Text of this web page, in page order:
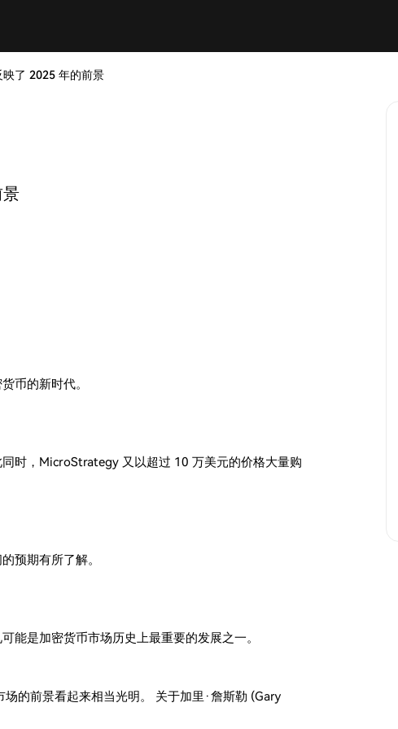
了 2025 年的前景
币的新时代。
时，MicroStrategy 又以超过 10 万美元的价格大量购
预期有所了解。
能是加密货币市场历史上最重要的发展之一。
的前景看起来相当光明。 关于加里·詹斯勒 (Gary